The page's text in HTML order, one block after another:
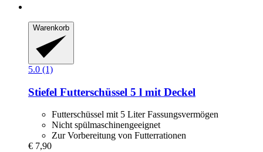
Warenkorb
5.0 (1)
Stiefel Futterschüssel 5 l mit Deckel
Futterschüssel mit 5 Liter Fassungsvermögen
Nicht spülmaschinengeeignet
Zur Vorbereitung von Futterrationen
€ 7,90